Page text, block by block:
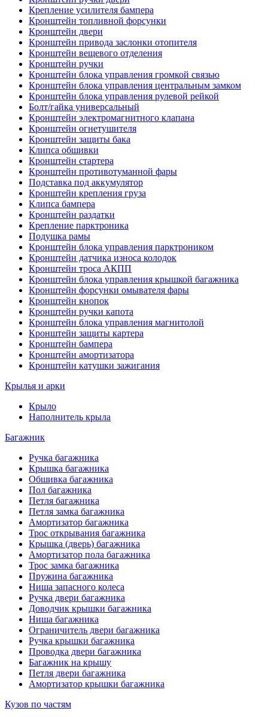
Крепление усилителя бампера
Кронштейн топливной форсунки
Кронштейн двери
Кронштейн привода заслонки отопителя
Кронштейн вещевого отделения
Кронштейн ручки
Кронштейн блока управления громкой связью
Кронштейн блока управления центральным замком
Кронштейн блока управления рулевой рейкой
Болт/гайка универсальный
Кронштейн электромагнитного клапана
Кронштейн огнетушителя
Кронштейн защиты бака
Клипса обшивки
Кронштейн стартера
Кронштейн противотуманной фары
Подставка под аккумулятор
Кронштейн крепления груза
Клипса бампера
Кронштейн раздатки
Крепление парктроника
Подушка рамы
Кронштейн блока управления парктроником
Кронштейн датчика износа колодок
Кронштейн троса АКПП
Кронштейн блока управления крышкой багажника
Кронштейн форсунки омывателя фары
Кронштейн кнопок
Кронштейн ручки капота
Кронштейн блока управления магнитолой
Кронштейн защиты картера
Кронштейн бампера
Кронштейн амортизатора
Кронштейн катушки зажигания
Крылья и арки
Крыло
Наполнитель крыла
Багажник
Ручка багажника
Крышка багажника
Обшивка багажника
Пол багажника
Петля багажника
Петля замка багажника
Амортизатор багажника
Трос открывания багажника
Крышка (дверь) багажника
Амортизатор пола багажника
Трос замка багажника
Пружина багажника
Ниша запасного колеса
Ручка двери багажника
Доводчик крышки багажника
Ниша багажника
Ограничитель двери багажника
Ручка крышки багажника
Проводка двери багажника
Багажник на крышу
Петля двери багажника
Амортизатор крышки багажника
Кузов по частям